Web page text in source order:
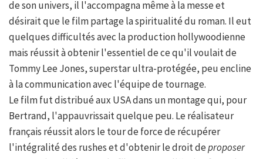
de son univers, il l'accompagna même à la messe et
désirait que le film partage la spiritualité du roman. Il eut
quelques difficultés avec la production hollywoodienne
mais réussit à obtenir l'essentiel de ce qu'il voulait de
Tommy Lee Jones, superstar ultra-protégée, peu encline
à la communication avec l'équipe de tournage.
Le film fut distribué aux USA dans un montage qui, pour
Bertrand, l'appauvrissait quelque peu. Le réalisateur
français réussit alors le tour de force de récupérer
l'intégralité des rushes et d'obtenir le droit deproposer